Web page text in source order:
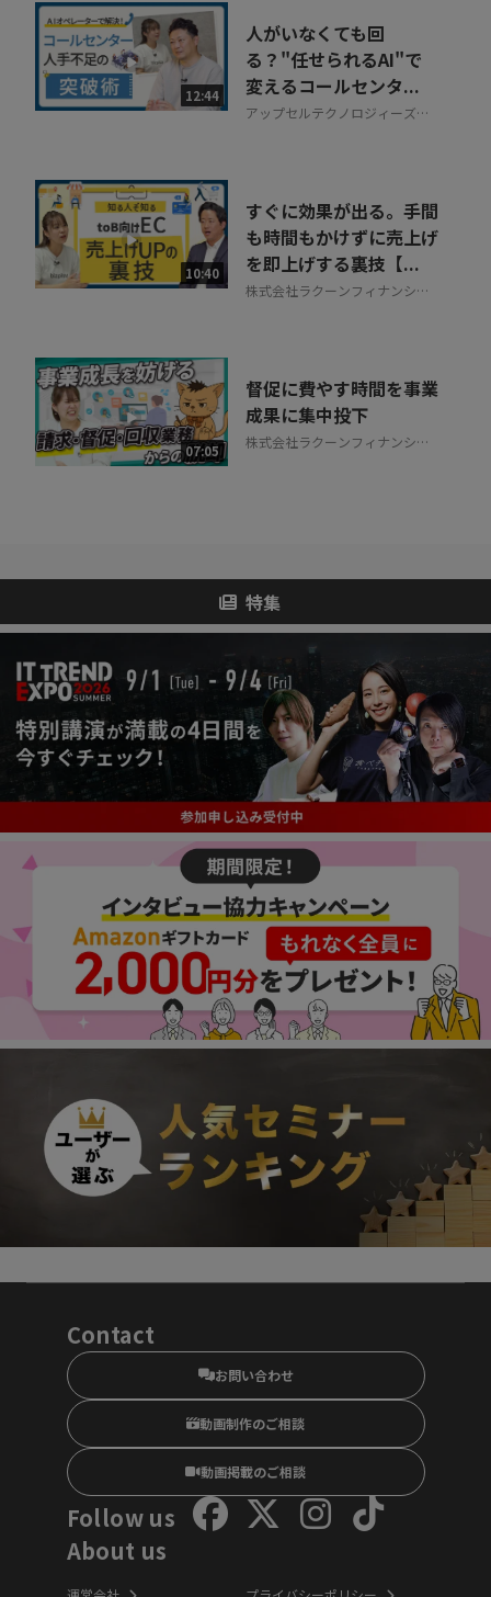
12:44
人がいなくても回
る？"任せられるAI"で
変えるコールセンタ...
アップセルテクノロジィーズ株
10:40
すぐに効果が出る。手間
も時間もかけずに売上げ
を即上げする裏技【...
株式会社ラクーンフィナンシャ
07:05
督促に費やす時間を事業
成果に集中投下
株式会社ラクーンフィナンシャ
特集
Contact
お問い合わせ
動画制作のご相談
動画掲載のご相談
Follow us
About us